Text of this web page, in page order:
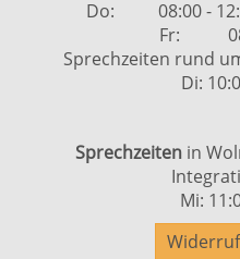
Do: 08:00 -
Fr:
Sprechzeiten rund
Di:
Sprechzeiten in
Mi: